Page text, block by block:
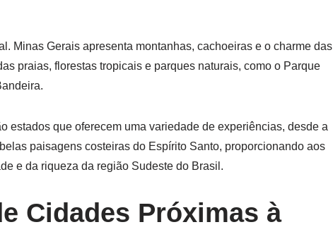
Minas Gerais apresenta montanhas, cachoeiras e o charme das
praias, florestas tropicais e parques naturais, como o Parque
estados que oferecem uma variedade de experiências, desde a
paisagens costeiras do Espírito Santo, proporcionando aos
e da riqueza da região Sudeste do Brasil.
Cidades Próximas à